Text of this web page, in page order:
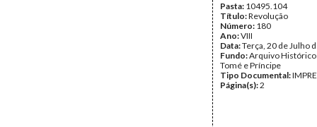
Pasta: 10495.104
Título:Revolução
Número: 180
Ano:VIII
Data:Terça, 20 de Julho
Fundo:Arquivo Histórico
Tomé e Príncipe
Tipo Documental:
Página(s):2